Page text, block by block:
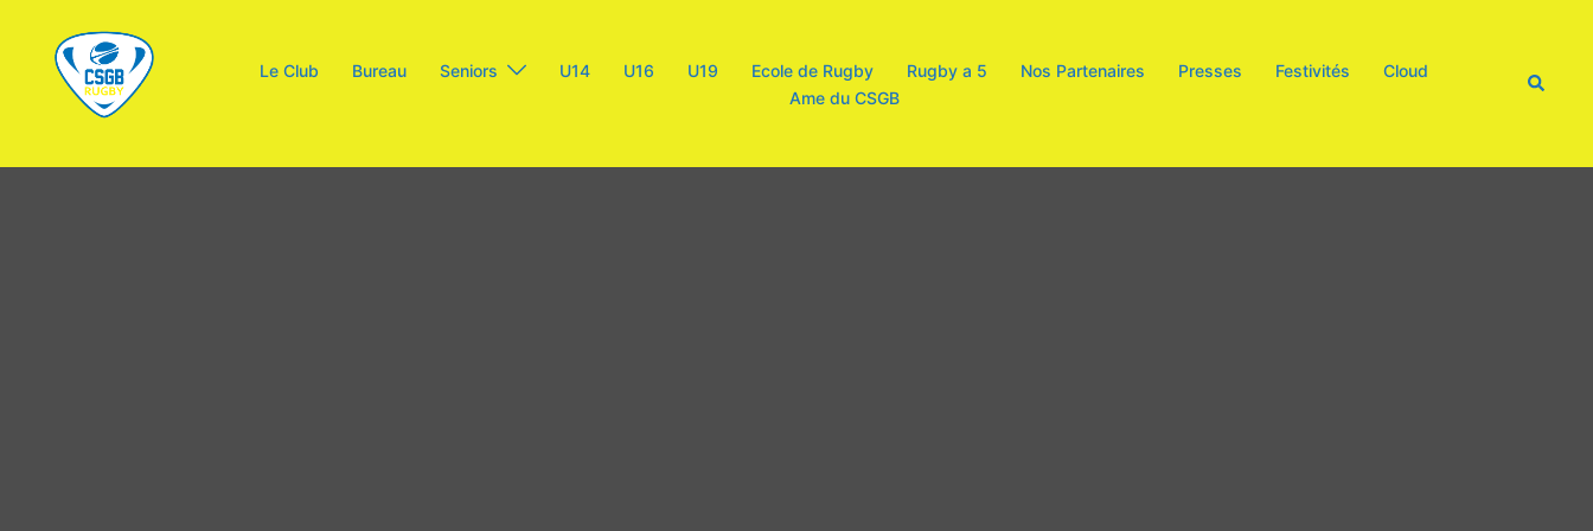
contenu
Le Club Bureau Seniors U14 U16 U19 Ecole de Rugby Rugby a 5 Nos Partenaires Presses Festivités
Cloud
Ame du CSGB